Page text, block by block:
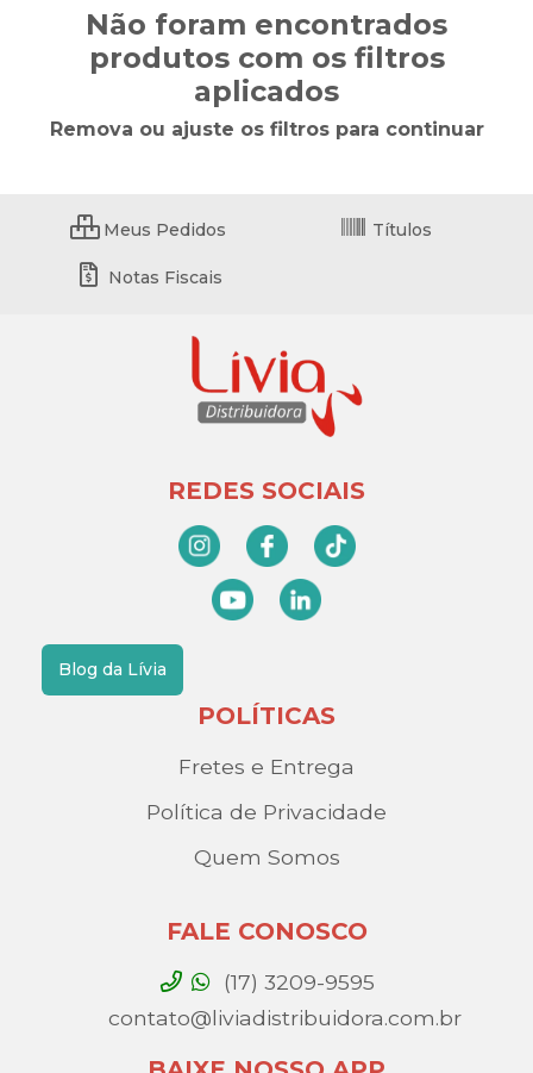
Não foram encontrados
produtos com os filtros
aplicados
Remova ou ajuste os filtros para continuar
Meus Pedidos Títulos
Notas Fiscais
REDES SOCIAIS
Blog da Lívia
POLÍTICAS
Fretes e Entrega
Política de Privacidade
Quem Somos
FALE CONOSCO
(17) 3209-9595
contato@liviadistribuidora.com.br